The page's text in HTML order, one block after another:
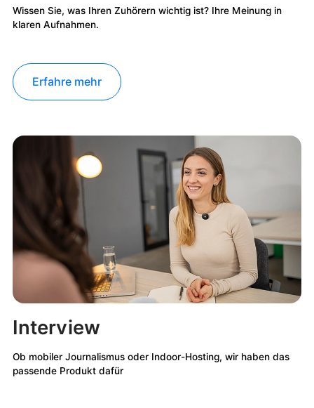
Wissen Sie, was Ihren Zuhörern wichtig ist? Ihre Meinung in
klaren Aufnahmen.
Erfahre mehr
Interview
Ob mobiler Journalismus oder Indoor-Hosting, wir haben das
passende Produkt dafür